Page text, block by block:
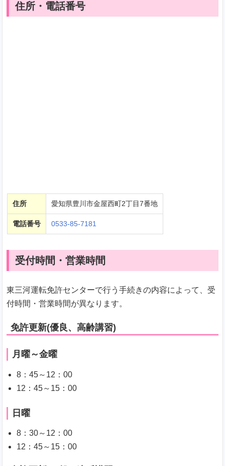
住所・電話番号
住所 愛知県豊川市金屋西町2丁目7番地
電話番号 0533-85-7181
受付時間・営業時間
東三河運転免許センターで行う手続きの内容によって、受
付時間・営業時間が異なります。
免許更新(優良、高齢講習)
月曜～金曜
8：45～12：00
12：45～15：00
日曜
8：30～12：00
12：45～15：00